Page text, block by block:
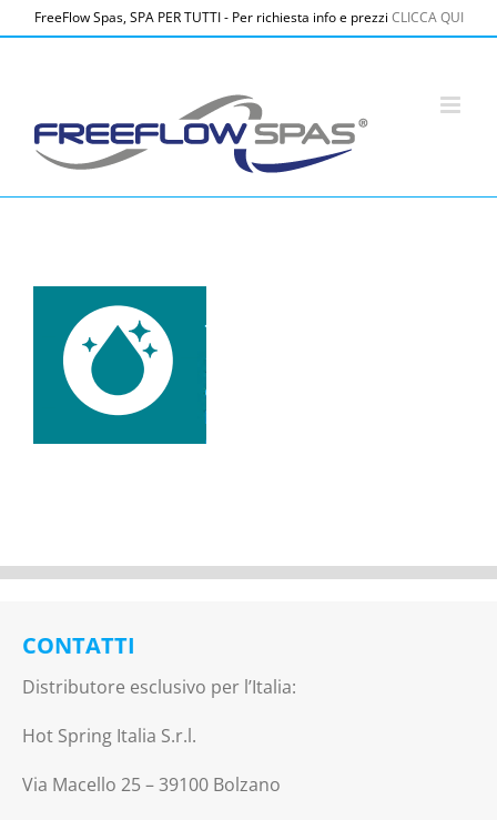
Salta
al
FreeFlow Spas, SPA PER TUTTI - Per richiesta info e prezzi CLICCA QUI
CONTATTI
Distributore esclusivo per l’Italia:
Hot Spring Italia S.r.l.
Via Macello 25 – 39100 Bolzano